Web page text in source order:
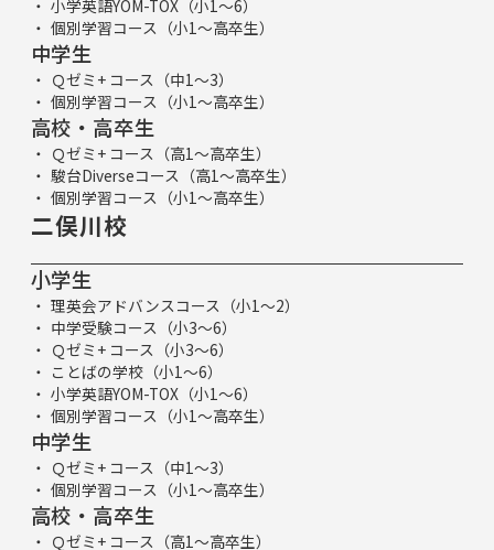
小学英語YOM-TOX（小1～6）
個別学習コース（小1～高卒生）
中学生
Ｑゼミ+ コース（中1～3）
個別学習コース（小1～高卒生）
高校・高卒生
Ｑゼミ+ コース（高1～高卒生）
駿台Diverseコース（高1～高卒生）
個別学習コース（小1～高卒生）
二俣川校
小学生
理英会アドバンスコース（小1～2）
中学受験コース（小3～6）
Ｑゼミ+ コース（小3～6）
ことばの学校（小1～6）
小学英語YOM-TOX（小1～6）
個別学習コース（小1～高卒生）
中学生
Ｑゼミ+ コース（中1～3）
個別学習コース（小1～高卒生）
高校・高卒生
Ｑゼミ+ コース（高1～高卒生）